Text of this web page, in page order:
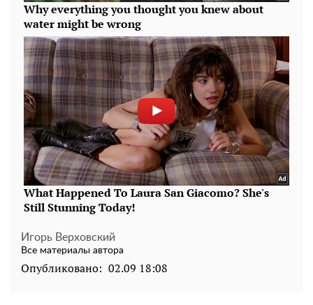
Игорь Верховский
Все материалы автора
Опубликовано: 02.09 18:08